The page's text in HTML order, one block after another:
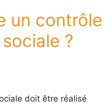
un contrôle
?
doit être réalisé